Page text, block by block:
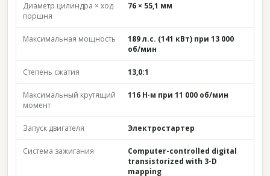
Диаметр цилиндра × ход
поршня
76 × 55,1 мм
Максимальная мощность
189 л.с. (141 кВт) при 13 000
об/мин
Степень сжатия 13,0:1
Максимальный крутящий
момент
116 Н·м при 11 000 об/мин
Запуск двигателя Электростартер
Система зажигания
Computer-controlled digital
transistorized with 3-D
mapping